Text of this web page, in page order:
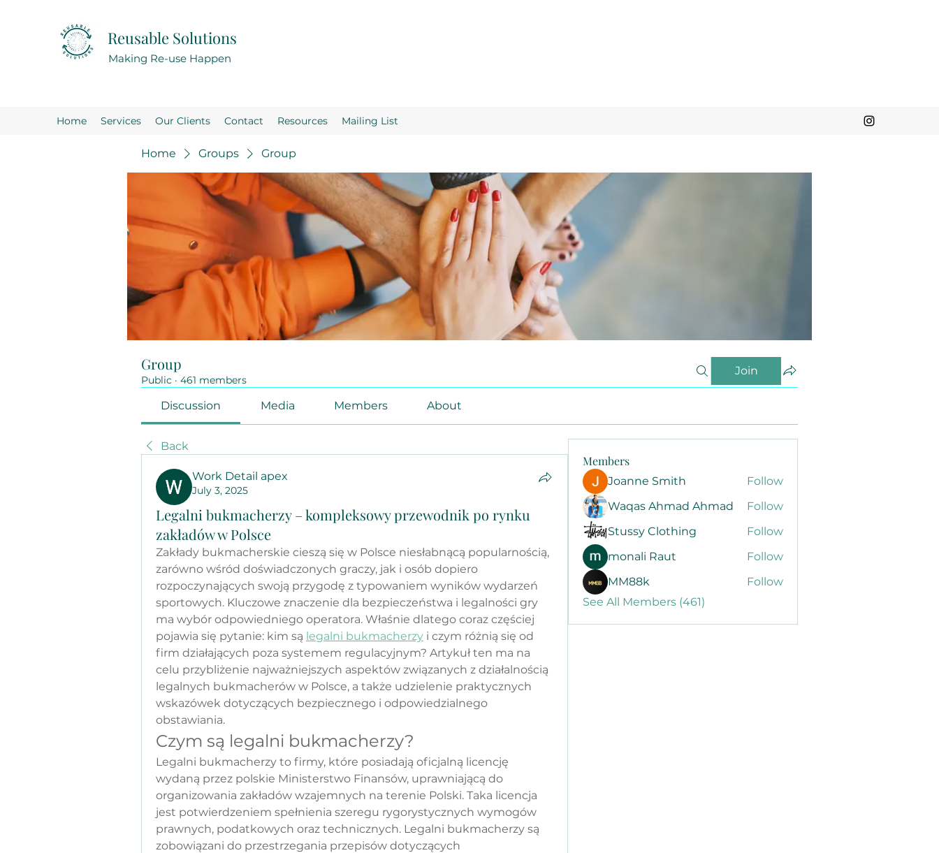
Reusable Solutions
Making Re-use Happen
Home Services Our Clients Contact Resources Mailing List
Home Groups Group
Group
Public · 461 members
Join
Discussion Media Members About
Back
Work Detail apex
July 3, 2025
Legalni bukmacherzy – kompleksowy przewodnik po rynku
zakładów w Polsce
Zakłady bukmacherskie cieszą się w Polsce niesłabnącą popularnością,
zarówno wśród doświadczonych graczy, jak i osób dopiero
rozpoczynających swoją przygodę z typowaniem wyników wydarzeń
sportowych. Kluczowe znaczenie dla bezpieczeństwa i legalności gry
ma wybór odpowiedniego operatora. Właśnie dlatego coraz częściej
pojawia się pytanie: kim są legalni bukmacherzy i czym różnią się od
firm działających poza systemem regulacyjnym? Artykuł ten ma na
celu przybliżenie najważniejszych aspektów związanych z działalnością
legalnych bukmacherów w Polsce, a także udzielenie praktycznych
wskazówek dotyczących bezpiecznego i odpowiedzialnego
obstawiania.
Czym są legalni bukmacherzy?
Legalni bukmacherzy to firmy, które posiadają oficjalną licencję
wydaną przez polskie Ministerstwo Finansów, uprawniającą do
organizowania zakładów wzajemnych na terenie Polski. Taka licencja
jest potwierdzeniem spełnienia szeregu rygorystycznych wymogów
prawnych, podatkowych oraz technicznych. Legalni bukmacherzy są
zobowiązani do przestrzegania przepisów dotyczących
Members
Joanne Smith
Follow
Waqas Ahmad Ahmad
Follow
Stussy Clothing
Follow
monali Raut
Follow
MM88k
Follow
See All Members (461)